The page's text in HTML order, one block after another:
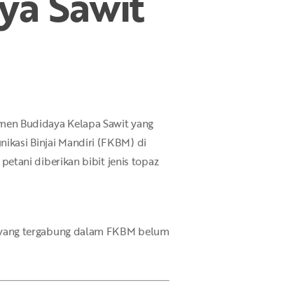
Budidaya Kelapa Sawit yang
Binjai Mandiri (FKBM) di
petani diberikan bibit jenis topaz
tergabung dalam FKBM belum